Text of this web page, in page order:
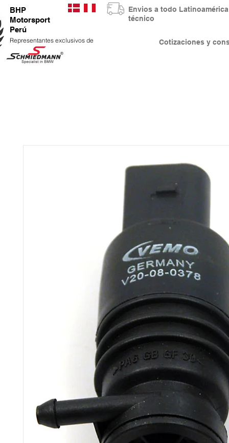
BHP
Motorsport
Perú
Representantes exclusivos de Cotizaciones y
Envios a todo
técnico